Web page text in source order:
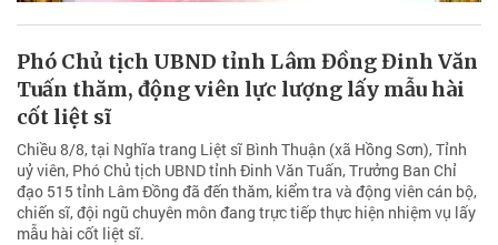
Phó Chủ tịch UBND tỉnh Lâm Đồng Đinh Văn
Tuấn thăm, động viên lực lượng lấy mẫu hài
cốt liệt sĩ
Chiều 8/8, tại Nghĩa trang Liệt sĩ Bình Thuận (xã Hồng Sơn), Tỉnh
uỷ viên, Phó Chủ tịch UBND tỉnh Đinh Văn Tuấn, Trưởng Ban Chỉ
đạo 515 tỉnh Lâm Đồng đã đến thăm, kiểm tra và động viên cán bộ,
chiến sĩ, đội ngũ chuyên môn đang trực tiếp thực hiện nhiệm vụ lấy
mẫu hài cốt liệt sĩ.